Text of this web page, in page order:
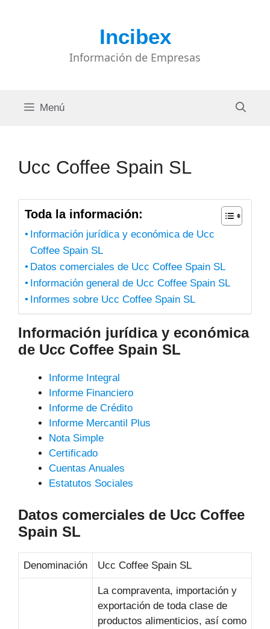
Incibex
Información de Empresas
Menú
Ucc Coffee Spain SL
Toda la información:
Información jurídica y económica de Ucc
Coffee Spain SL
Datos comerciales de Ucc Coffee Spain SL
Información general de Ucc Coffee Spain SL
Informes sobre Ucc Coffee Spain SL
Información jurídica y económica
de Ucc Coffee Spain SL
Informe Integral
Informe Financiero
Informe de Crédito
Informe Mercantil Plus
Nota Simple
Certificado
Cuentas Anuales
Estatutos Sociales
Datos comerciales de Ucc Coffee
Spain SL
Denominación Ucc Coffee Spain SL
La compraventa, importación y
exportación de toda clase de
productos alimenticios, así como